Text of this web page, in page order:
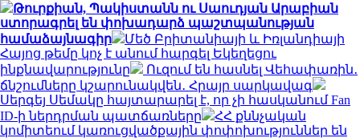
Թուրքիան, Պակիստանն ու Սաուդյան Արաբիան
ստորագրել են փոխադարձ պաշտպանության
համաձայնագիր
Մեծ Բրիտանիայի և Իռլանդիայի
Հայոց թեմը կոչ է անում հարգել Եկեղեցու
ինքնավարությունը
Ուզում են հասնել Վեհափառին․
ճնշումները կշարունակվեն․ Հրայր սարկավագ
Սերգեյ Սեմակը հայտարարել է, որ չի հասկանում Fan
ID-ի ներդրման պատճառները
ՀՀ քննչական
կոմիտեում կառուցվածքային փոփոխություններ են